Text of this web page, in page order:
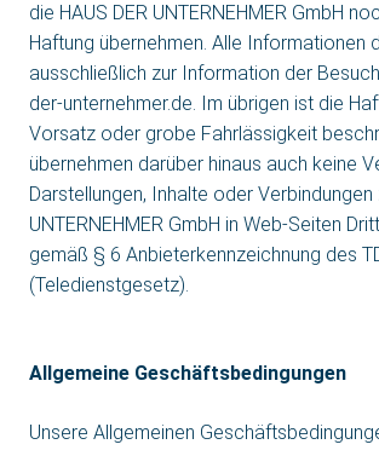
die HAUS DER UNTERNEHMER GmbH
Haftung übernehmen. Alle Informationen
ausschließlich zur Information der
der-unternehmer.de. Im übrigen ist die
Vorsatz oder grobe Fahrlässigkeit
übernehmen darüber hinaus auch keine
Darstellungen, Inhalte oder Verbindungen
UNTERNEHMER GmbH in Web-Seiten
gemäß § 6 Anbieterkennzeichnung des
(Teledienstgesetz).
Allgemeine Geschäftsbedingungen
Unsere Allgemeinen